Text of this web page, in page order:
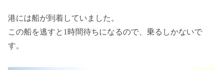
港には船が到着していました。
この船を逃すと1時間待ちになるので、乗るしかないで
す。